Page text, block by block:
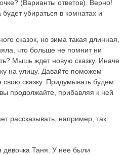
(Варианты ответов). Верно!
убираться в комнатах и
сказок, но зима такая длинная,
что больше не помнит ни
Мышь ждет новую сказку. Иначе
на улицу. Давайте поможем
сказку. Придумывать будем
продолжайте, прибавляя к ней
рассказывать, например, так:
Таня. У нее были